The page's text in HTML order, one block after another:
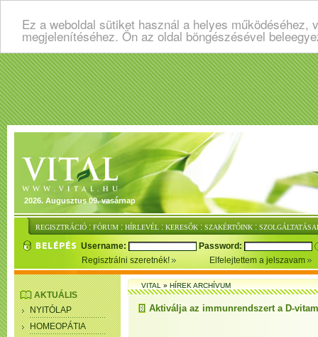
Ez a weboldal sütiket használ a helyes
megjelenítéséhez. Ön az oldal böngészésével
2026. Augusztus 09. vasárnap
REGISZTRÁCIÓ : FÓRUM : HÍRLEVÉL : KERESŐK : SZAKÉRTŐINK :
Username:
Password:
Regisztrálni szeretnék!
Elfelejtettem a jelszavam
AKTUÁLIS
NYITÓLAP
HOMEOPÁTIA
VITAL»HÍREK ARCHÍVUM
Aktiválja az immunrendszert a D-